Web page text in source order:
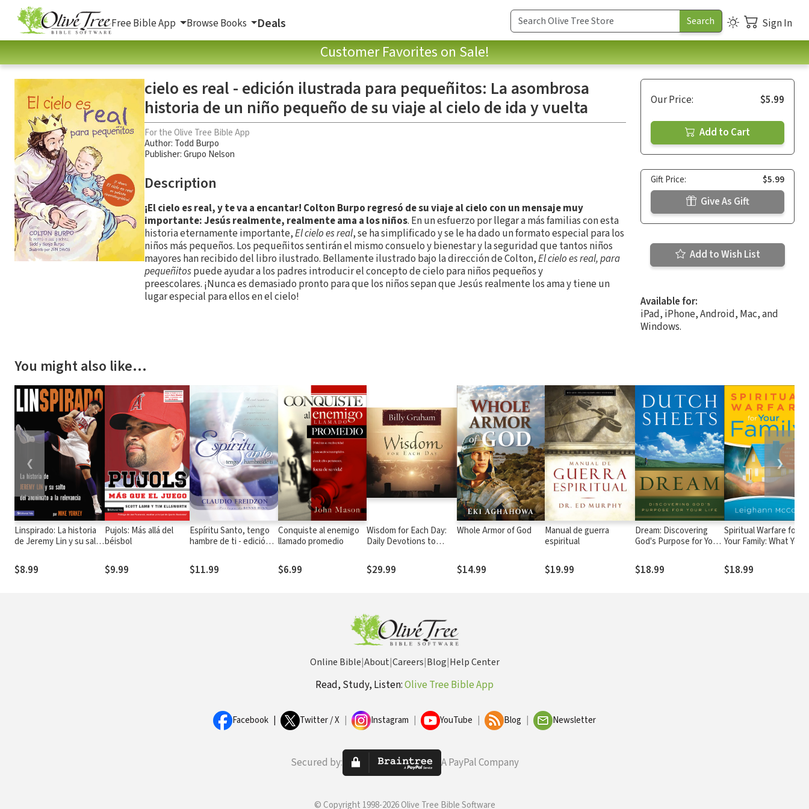
Free Bible App Browse Books Deals Sign In
Customer Favorites on Sale!
cielo es real - edición ilustrada para pequeñitos: La asombrosa
historia de un niño pequeño de su viaje al cielo de ida y vuelta
For the Olive Tree Bible App
Author: Todd Burpo
Publisher: Grupo Nelson
Description
¡El cielo es real, y te va a encantar! Colton Burpo regresó de su viaje al cielo con un mensaje muy
importante: Jesús realmente, realmente ama a los niños. En un esfuerzo por llegar a más familias con esta
historia eternamente importante,El cielo es real, se ha simplificado y se le ha dado un formato especial para los
niños más pequeños. Los pequeñitos sentirán el mismo consuelo y bienestar y la seguridad que tantos niños
mayores han recibido del libro ilustrado. Bellamente ilustrado bajo la dirección de Colton,El cielo es real, para
pequeñitospuede ayudar a los padres introducir el concepto de cielo para niños pequeños y
preescolares. ¡Nunca es demasiado pronto para que los niños sepan que Jesús realmente los ama y tiene un
lugar especial para ellos en el cielo!
Our Price: $5.99
Add to Cart
Gift Price: $5.99
Give As Gift
Add to Wish List
Available for:
iPad, iPhone, Android, Mac, and
Windows.
You might also like…
Linspirado: La historia
de Jeremy Lin y su salto
relevancia.
$8.99
Pujols: Más allá del
béisbol
$9.99
Espíritu Santo, tengo
hambre de ti - edición
$11.99
Conquiste al enemigo
llamado promedio
$6.99
Wisdom for Each Day:
Daily Devotions to
Grow Your Faith (A 365-
Day Devotional)
$29.99
Whole Armor of God
$14.99
Manual de guerra
espiritual
$19.99
Dream: Discovering
God's Purpose for Your
$18.99
Spiritual Warfare for
Your Family: What You
Protect Your Children
$18.99
❮ ❯
Online Bible|About|Careers|Blog|Help Center
Read, Study, Listen:Olive Tree Bible App
Facebook Twitter / X Instagram YouTube Blog Newsletter
Secured by: A PayPal Company
© Copyright 1998-2026 Olive Tree Bible Software